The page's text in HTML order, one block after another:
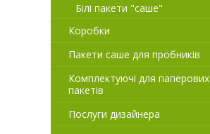
Білі пакети "саше"
Коробки
Пакети саше для пробників
Комплектуючі для паперових
пакетів
Послуги дизайнера